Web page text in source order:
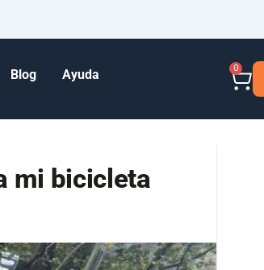
Blog Ayuda 0
mi bicicleta